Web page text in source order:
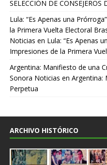
SELECCIÓN DE CONSEJEROS
Lula: “Es Apenas una
la Primera Vuelta Electoral
Noticias en Lula: “Es Apenas
Impresiones de la Primera
Argentina: Manifiesto de una
Sonora Noticias en Argentina:
Perpetua
ARCHIVO HISTÓRICO